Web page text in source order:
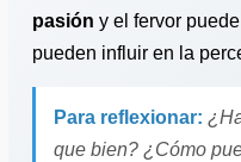
pasión y el fervor
pueden influir en la
Para reflexionar:
que bien? ¿Cómo